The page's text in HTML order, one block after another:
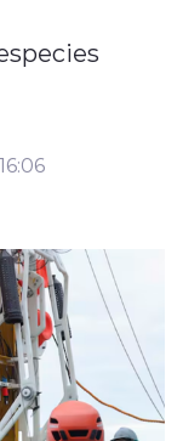
16:06